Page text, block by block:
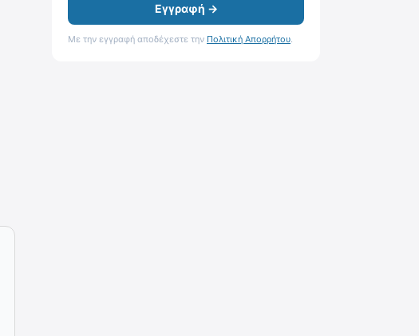
Εγγραφή →
Με την εγγραφή αποδέχεστε την Πολιτική Απορρήτου.